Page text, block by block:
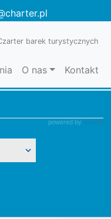
barek turystycznych
O nas Kontakt